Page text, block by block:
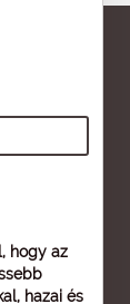
hogy az
hazai és